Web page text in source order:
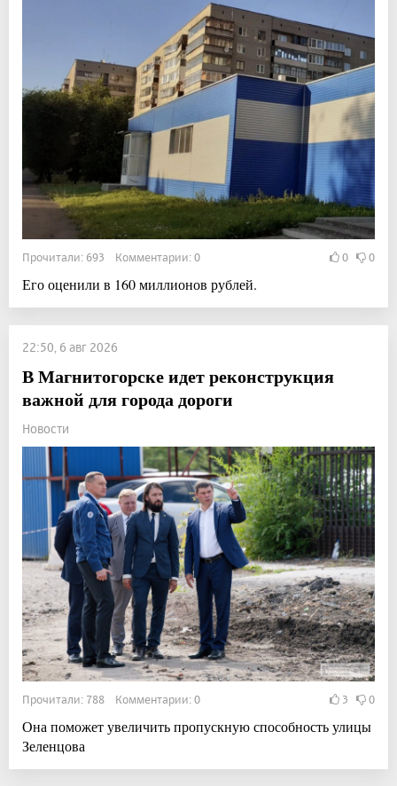
Прочитали: 693 Комментарии: 0 0 0
Его оценили в 160 миллионов рублей.
22:50, 6 авг 2026
В Магнитогорске идет реконструкция
важной для города дороги
Новости
Прочитали: 788 Комментарии: 0 3 0
Она поможет увеличить пропускную способность улицы
Зеленцова